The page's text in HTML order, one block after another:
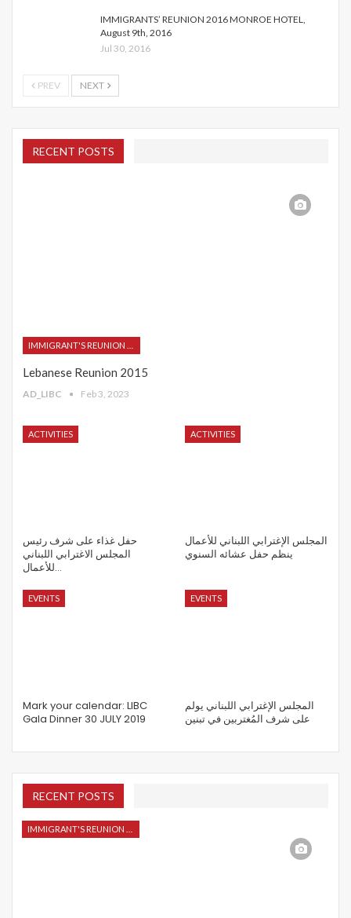
IMMIGRANTS’ REUNION 2016 MONROE HOTEL,
August 9th, 2016
Jul 30, 2016
PREV NEXT
RECENT POSTS
Lebanese Reunion 2015
AD_LIBC Feb 3, 2023
ACTIVITIES
حفل غذاء على شرف رئيس
المجلس الاغترابي اللبناني
للأعمال…
ACTIVITIES
المجلس الإغترابي اللبناني للأعمال
ينظم حفل عشائه السنوي
EVENTS
Mark your calendar: LIBC
Gala Dinner 30 JULY 2019
EVENTS
المجلس الإغترابي اللبناني يولم
على شرف المُغتربين في تبنين
RECENT POSTS